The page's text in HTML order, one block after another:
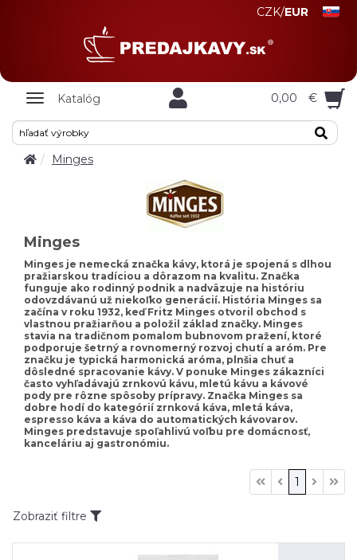
CZK/EUR
Zobrazit
Katalóg 0,00 €
Minges
Minges
Minges je nemecká značka kávy, ktorá je spojená s dlhou
pražiarskou tradíciou a dôrazom na kvalitu. Značka
funguje ako rodinný podnik a nadväzuje na históriu
odovzdávanú už niekoľko generácií. História Minges sa
začína v roku 1932, keď Fritz Minges otvoril obchod s
vlastnou pražiarňou a položil základ značky. Minges
stavia na tradičnom pomalom bubnovom pražení, ktoré
podporuje šetrný a rovnomerný rozvoj chutí a aróm. Pre
značku je typická harmonická aróma, plnšia chuť a
dôsledné spracovanie kávy. V ponuke Minges zákazníci
často vyhľadávajú zrnkovú kávu, mletú kávu a kávové
pody pre rôzne spôsoby prípravy. Značka Minges sa
dobre hodí do kategórií zrnková káva, mletá káva,
espresso káva a káva do automatických kávovarov.
Minges predstavuje spoľahlivú voľbu pre domácnosť,
kanceláriu aj gastronómiu.
1
Zobraziť filtre